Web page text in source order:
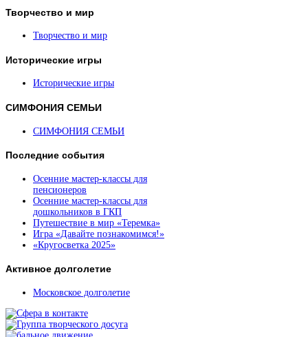
Творчество и мир
Творчество и мир
Исторические игры
Исторические игры
СИМФОНИЯ СЕМЬИ
СИМФОНИЯ СЕМЬИ
Последние события
Осенние мастер-классы для
пенсионеров
Осенние мастер-классы для
дошкольников в ГКП
Путешествие в мир «Теремка»
Игра «Давайте познакомимся!»
«Кругосветка 2025»
Активное долголетие
Московское долголетие